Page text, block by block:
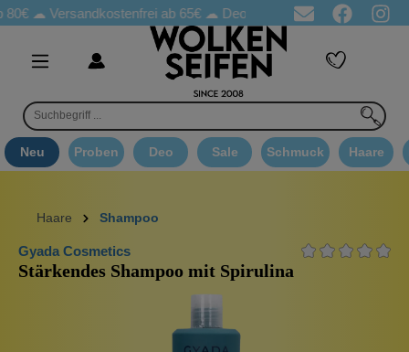
Versandkostenfrei ab 65€ ☁ Deo Proben in jeder Bestellung
Neu Proben Deo Sale Schmuck Haare
Haare Shampoo
Gyada Cosmetics
Stärkendes Shampoo mit Spirulina